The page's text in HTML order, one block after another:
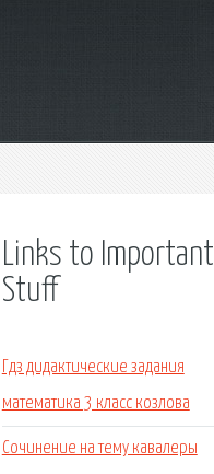
Links to Important
Stuff
Гдз дидактические задания
математика 3 класс козлова
Сочинение на тему кавалеры